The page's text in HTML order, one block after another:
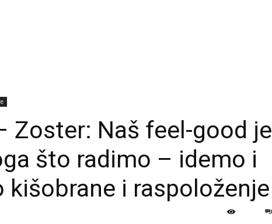
Zoster: Naš feel-good je
što radimo – idemo i
kišobrane i raspoloženje